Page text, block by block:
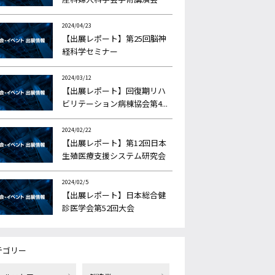
2024/04/23
【出展レポート】第25回脳神
経科学セミナー
2024/03/12
【出展レポート】回復期リハ
ビリテーション病棟協会第4...
2024/02/22
【出展レポート】第12回日本
生殖医療支援システム研究会
2024/02/5
【出展レポート】日本総合健
診医学会第52回大会
リー